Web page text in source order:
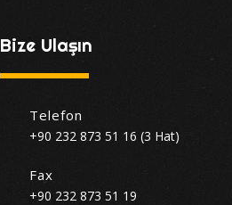
Bize Ulaşın
Telefon
+90 232 873 51 16 (3 Hat)
Fax
+90 232 873 51 19